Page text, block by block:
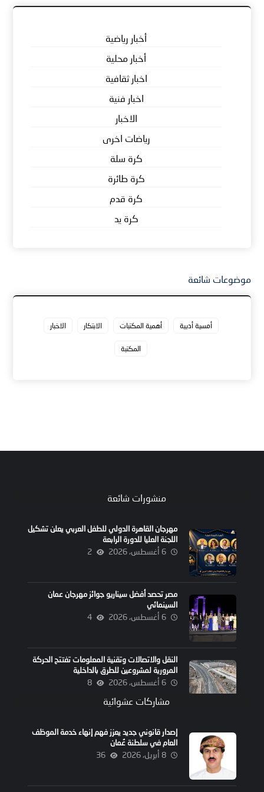
أخبار رياضية
أخبار محلية
اخبار ثقافية
اخبار فنية
الاخبار
رياضات اخرى
كرة سلة
كرة طائرة
كرة قدم
كرة يد
موضوعات شائعة
أمسية أدبية أهمية المكتبات الابتكار الاخبار
المكتبة
منشورات شائعة
مهرجان القاهرة الدولي للطفل العربي يعلن تشكيل
اللجنة العليا للدورة الرابعة
6 أغسطس، 2026 2
مصر تحصد أفضل سيناريو جوائز مهرجان عمان
السينمائي
6 أغسطس، 2026 4
النقل والاتصالات وتقنية المعلومات تفتتح الحركة
المرورية لمشروعين للطرق بالداخلية
6 أغسطس، 2026 8
مشاركات عشوائية
إصدار قانوني جديد يعزز فهم إنهاء خدمة الموظف
العام في سلطنة عُمان
8 أبريل، 2026 36